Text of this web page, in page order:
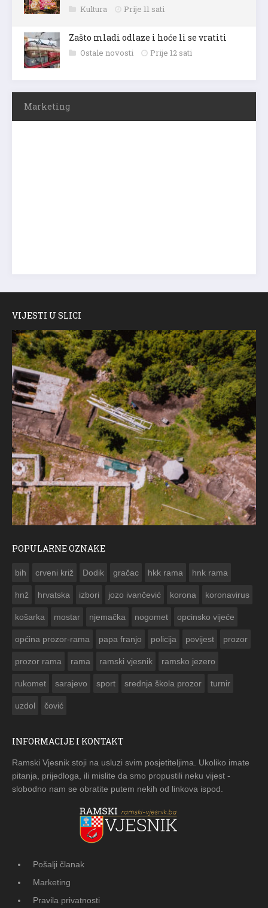
Kultura Prije 11 sati
Zašto mladi odlaze i hoće li se vratiti
Ostale novosti Prije 12 sati
Marketing
VIJESTI U SLICI
POPULARNE OZNAKE
bih crveni križ Dodik gračac hkk rama hnk rama
hnž hrvatska izbori jozo ivančević korona koronavirus
košarka mostar njemačka nogomet opcinsko vijeće
općina prozor-rama papa franjo policija povijest prozor
prozor rama rama ramski vjesnik ramsko jezero
rukomet sarajevo sport srednja škola prozor turnir
uzdol čović
INFORMACIJE I KONTAKT
Ramski Vjesnik stoji na usluzi svim posjetiteljima. Ukoliko imate
pitanja, prijedloga, ili mislite da smo propustili neku vijest -
slobodno nam se obratite putem nekih od linkova ispod.
Pošalji članak
Marketing
Pravila privatnosti